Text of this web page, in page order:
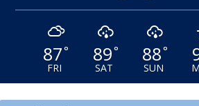
87°
FRI
89°
SAT
88°
SUN